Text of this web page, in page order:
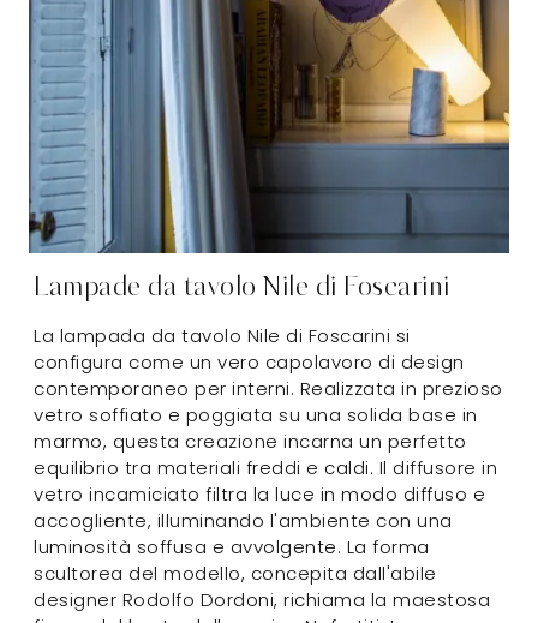
Lampade da tavolo Nile di Foscarini
La lampada da tavolo Nile di Foscarini si
configura come un vero capolavoro di design
contemporaneo per interni. Realizzata in prezioso
vetro soffiato e poggiata su una solida base in
marmo, questa creazione incarna un perfetto
equilibrio tra materiali freddi e caldi. Il diffusore in
vetro incamiciato filtra la luce in modo diffuso e
accogliente, illuminando l'ambiente con una
luminosità soffusa e avvolgente. La forma
scultorea del modello, concepita dall'abile
designer Rodolfo Dordoni, richiama la maestosa